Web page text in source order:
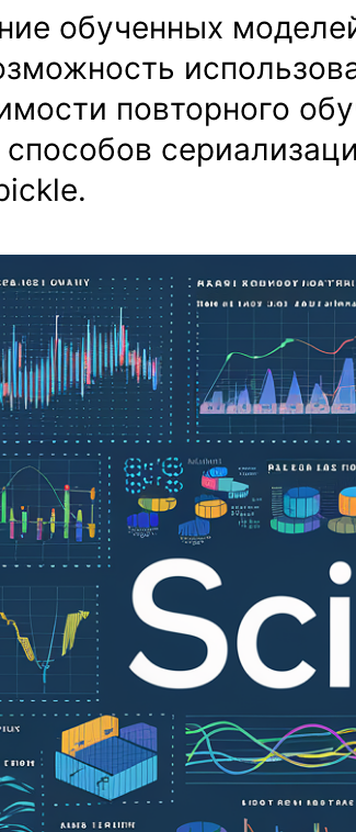
обученных
повторного